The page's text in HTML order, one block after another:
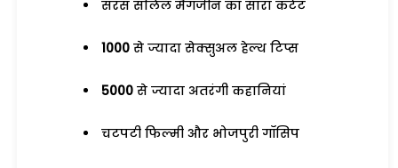
सरस सलिल मैगजीन का सारा कंटेंट
1000 से ज्यादा सेक्सुअल हेल्थ टिप्स
5000 से ज्यादा अतरंगी कहानियां
चटपटी फिल्मी और भोजपुरी गॉसिप